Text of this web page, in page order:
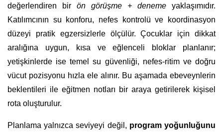
değerlendiren bir ön görüşme + deneme yaklaşımıdır.
Katılımcının su konforu, nefes kontrolü ve koordinasyon
düzeyi pratik egzersizlerle ölçülür. Çocuklar için dikkat
aralığına uygun, kısa ve eğlenceli bloklar planlanır;
yetişkinlerde ise temel su güvenliği, nefes-ritim ve doğru
vücut pozisyonu hızla ele alınır. Bu aşamada ebeveynlerin
beklentileri ile eğitmen notları bir araya getirilerek kişisel
rota oluşturulur.
Planlama yalnızca seviyeyi değil, program yoğunluğunu